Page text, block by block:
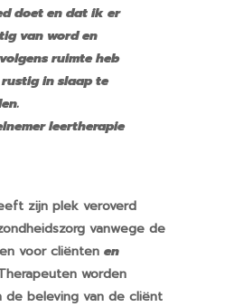
doet en dat ik er
van word en
ruimte heb
rustig in slaap te
leertherapie
zijn plek veroverd
vanwege de
voor cliënten en
worden
beleving van de cliënt